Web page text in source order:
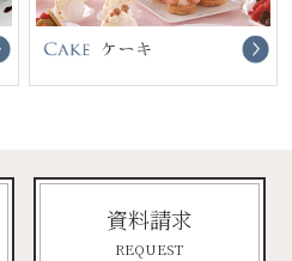
資料請求
REQUEST